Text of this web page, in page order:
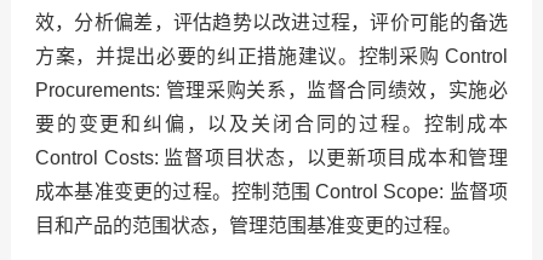
效，分析偏差，评估趋势以改进过程，评价可能的备选
方案，并提出必要的纠正措施建议。控制采购 Control
Procurements: 管理采购关系，监督合同绩效，实施必
要的变更和纠偏，以及关闭合同的过程。控制成本
Control Costs: 监督项目状态，以更新项目成本和管理
成本基准变更的过程。控制范围 Control Scope: 监督项
目和产品的范围状态，管理范围基准变更的过程。